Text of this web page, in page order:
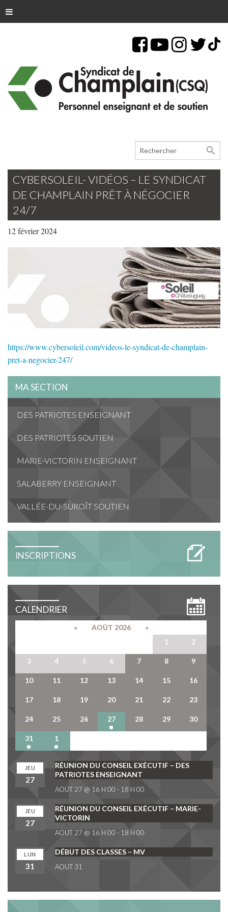
search
CYBERSOLEIL- VIDÉOS – LE SYNDICAT
DE CHAMPLAIN PRÊT À NÉGOCIER
24/7
12 février 2024
https://www.cybersoleil.com/videos-le-syndicat-de-champlain-
pret-a-negocier-247/
MA SECTION
DES PATRIOTES ENSEIGNANT
DES PATRIOTES SOUTIEN
MARIE-VICTORIN ENSEIGNANT
SALABERRY ENSEIGNANT
VALLÉE-DU-SUROÎT SOUTIEN
INSCRIPTIONS
CALENDRIER
« AOÛT 2026
»
1 2
3 4 5 6 7 8 9
10 11 12 13 14 15 16
17 18 19 20 21 22 23
24 25 26 27 28 29 30
31 1
JEU
27
RÉUNION DU CONSEIL EXÉCUTIF – DES
PATRIOTES ENSEIGNANT
AOÛT 27 @ 16 H 00 - 18 H 00
JEU
27
RÉUNION DU CONSEIL EXÉCUTIF – MARIE-
VICTORIN
AOÛT 27 @ 16 H 00 - 18 H 00
LUN
31
DÉBUT DES CLASSES – MV
AOÛT 31